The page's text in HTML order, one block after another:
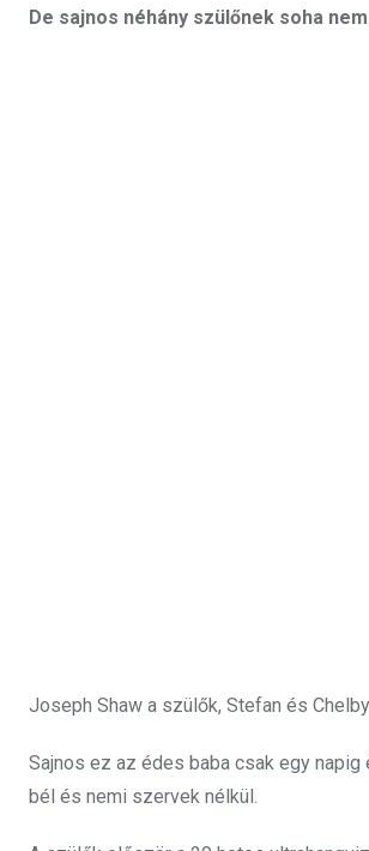
De sajnos néhány szülőnek soha
Joseph Shaw a szülők, Stefan és
Sajnos ez az édes baba csak egy
bél és nemi szervek nélkül.